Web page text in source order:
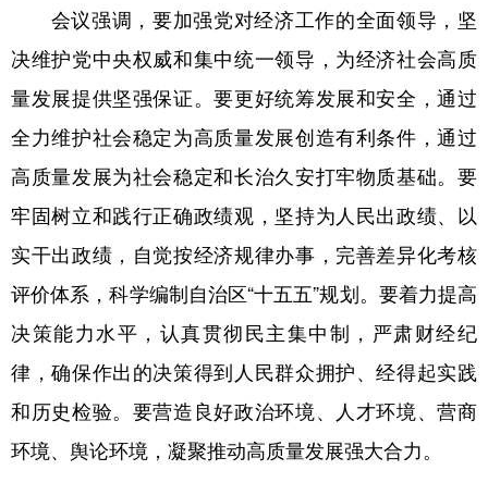
会议强调，要加强党对经济工作的全面领导，坚
决维护党中央权威和集中统一领导，为经济社会高质
量发展提供坚强保证。要更好统筹发展和安全，通过
全力维护社会稳定为高质量发展创造有利条件，通过
高质量发展为社会稳定和长治久安打牢物质基础。要
牢固树立和践行正确政绩观，坚持为人民出政绩、以
实干出政绩，自觉按经济规律办事，完善差异化考核
评价体系，科学编制自治区“十五五”规划。要着力提高
决策能力水平，认真贯彻民主集中制，严肃财经纪
律，确保作出的决策得到人民群众拥护、经得起实践
和历史检验。要营造良好政治环境、人才环境、营商
环境、舆论环境，凝聚推动高质量发展强大合力。